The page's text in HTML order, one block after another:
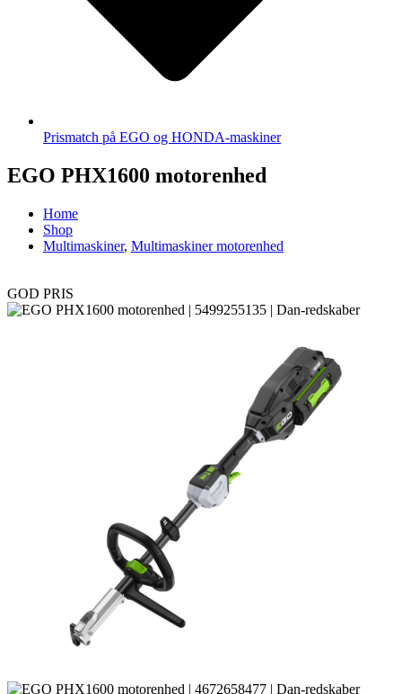
Prismatch på EGO og HONDA-maskiner
EGO PHX1600 motorenhed
Home
Shop
Multimaskiner, Multimaskiner motorenhed
GOD PRIS